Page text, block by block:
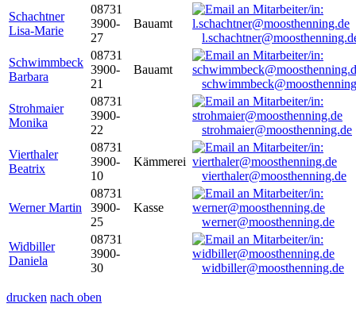
Schachtner
Lisa-Marie
08731
3900-
27
Bauamt
Schwimmbeck
Barbara
08731
3900-
21
Bauamt
Strohmaier
Monika
08731
3900-
22
strohmaier@moosthenning.de
Vierthaler
Beatrix
08731
3900-
10
Kämmerei
vierthaler@moosthenning.de
Werner Martin
08731
3900-
25
Kasse
werner@moosthenning.de
Widbiller
Daniela
08731
3900-
30
widbiller@moosthenning.de
drucken nach oben